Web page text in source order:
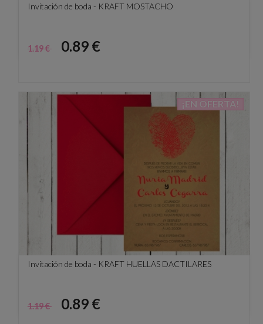
Invitación de boda - KRAFT MOSTACHO
Precio
base
Precio
1.19 € 0.89 €
Invitación de boda - KRAFT HUELLAS DACTILARES
Precio
base
Precio
1.19 € 0.89 €
¡EN OFERTA!